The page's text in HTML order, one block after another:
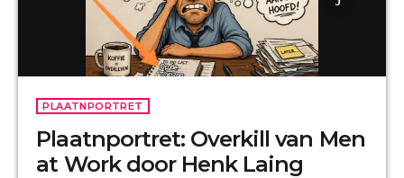
PLAATNPORTRET
Plaatnportret: Overkill van Men
at Work door Henk Laing